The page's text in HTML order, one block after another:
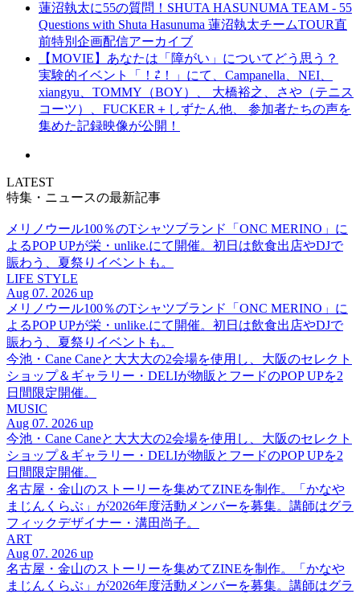
蓮沼執太に55の質問！SHUTA HASUNUMA TEAM - 55
Questions with Shuta Hasunuma 蓮沼執太チームTOUR直
前特別企画配信アーカイブ
【MOVIE】あなたは「障がい」についてどう思う？
実験的イベント「！⇄！」にて、Campanella、NEI、
xiangyu、TOMMY（BOY）、 大橋裕之、さや（テニス
コーツ）、FUCKER＋しずたん他、 参加者たちの声を
集めた記録映像が公開！
LATEST
特集・ニュースの最新記事
メリノウール100％のTシャツブランド「ONC MERINO」に
よるPOP UPが栄・unlike.にて開催。初日は飲食出店やDJで
賑わう、夏祭りイベントも。
LIFE STYLE
Aug 07. 2026 up
メリノウール100％のTシャツブランド「ONC MERINO」に
よるPOP UPが栄・unlike.にて開催。初日は飲食出店やDJで
賑わう、夏祭りイベントも。
今池・Cane Caneと大大大の2会場を使用し、大阪のセレクト
ショップ＆ギャラリー・DELIが物販とフードのPOP UPを2
日間限定開催。
MUSIC
Aug 07. 2026 up
今池・Cane Caneと大大大の2会場を使用し、大阪のセレクト
ショップ＆ギャラリー・DELIが物販とフードのPOP UPを2
日間限定開催。
名古屋・金山のストーリーを集めてZINEを制作。「かなや
まじんくらぶ」が2026年度活動メンバーを募集。講師はグラ
フィックデザイナー・溝田尚子。
ART
Aug 07. 2026 up
名古屋・金山のストーリーを集めてZINEを制作。「かなや
まじんくらぶ」が2026年度活動メンバーを募集。講師はグラ